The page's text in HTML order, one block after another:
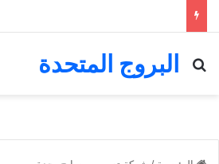
البروج المتحدة
بحث عن